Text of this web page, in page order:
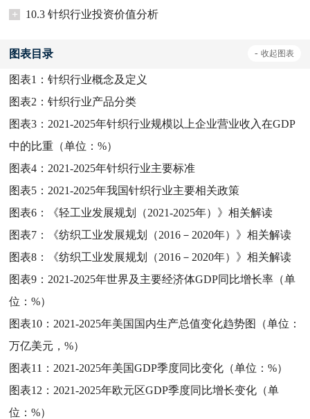
+
10.3 针织行业投资价值分析
图表目录 - 收起图表
图表1：针织行业概念及定义
图表2：针织行业产品分类
图表3： 2021-2025年针织行业规模以上企业营业收入在GDP
中的比重（单位：%）
图表4： 2021-2025年针织行业主要标准
图表5： 2021-2025年我国针织行业主要相关政策
图表6：
《轻工业发展规划（2021-2025年）》相关解读
图表7：
《纺织工业发展规划（2016－2020年）》相关解读
图表8：
《纺织工业发展规划（2016－2020年）》相关解读
图表9： 2021-2025年世界及主要经济体GDP同比增长率（单
位：%）
图表10： 2021-2025年美国国内生产总值变化趋势图（单位：
万亿美元，%）
图表11： 2021-2025年美国GDP季度同比变化（单位：%）
图表12： 2021-2025年欧元区GDP季度同比增长变化（单
位：%）